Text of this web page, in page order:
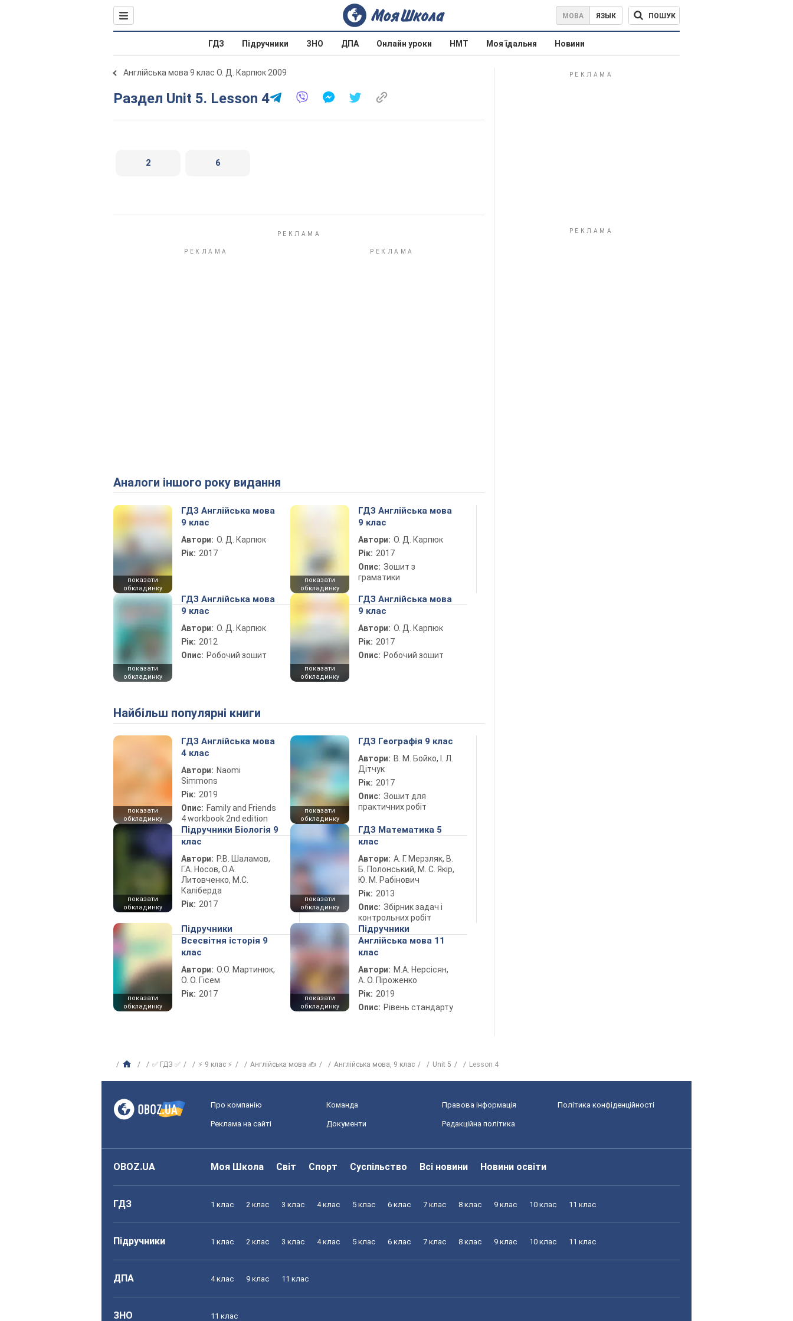
МОВА ЯЗЫК ПОШУК
ГДЗ Підручники ЗНО ДПА Онлайн уроки НМТ Моя їдальня Новини
Англійська мова 9 клас О. Д. Карпюк 2009
Раздел Unit 5. Lesson 4
2 6
Аналоги іншого року видання
показати
обкладинку
ГДЗ Англійська мова
9 клас
Автори: О. Д. Карпюк
Рік: 2017
показати
обкладинку
ГДЗ Англійська мова
9 клас
Автори: О. Д. Карпюк
Рік: 2017
Опис: Зошит з
граматики
показати
обкладинку
ГДЗ Англійська мова
9 клас
Автори: О. Д. Карпюк
Рік: 2012
Опис: Робочий зошит
показати
обкладинку
ГДЗ Англійська мова
9 клас
Автори: О. Д. Карпюк
Рік: 2017
Опис: Робочий зошит
Найбільш популярні книги
показати
обкладинку
ГДЗ Англійська мова
4 клас
Автори: Naomi
Simmons
Рік: 2019
Опис: Family and Friends
4 workbook 2nd edition
показати
обкладинку
ГДЗ Географія 9 клас
Автори: В. М. Бойко, І. Л.
Дітчук
Рік: 2017
Опис: Зошит для
практичних робіт
показати
обкладинку
Підручники Біологія 9
клас
Автори: Р.В. Шаламов,
Г.А. Носов, О.А.
Литовченко, М.С.
Каліберда
Рік: 2017
показати
обкладинку
ГДЗ Математика 5
клас
Автори: А. Г. Мерзляк, В.
Б. Полонський, М. С. Якір,
Ю. М. Рабінович
Рік: 2013
Опис: Збірник задач і
контрольних робіт
показати
обкладинку
Підручники
Всесвітня історія 9
клас
Автори: О.О. Мартинюк,
О. О. Гісем
Рік: 2017
показати
обкладинку
Підручники
Англійська мова 11
клас
Автори: М.А. Нерсісян,
А. О. Піроженко
Рік: 2019
Опис: Рівень стандарту
✅ ГДЗ ✅ ⚡ 9 клас ⚡ Англійська мова ✍ Англійська мова, 9 клас Unit 5 Lesson 4
Про компанію Команда Правова інформація Політика конфіденційності
Реклама на сайті Документи Редакційна політика
OBOZ.UA Моя Школа Світ Спорт Суспільство Всі новини Новини освіти
ГДЗ 1 клас 2 клас 3 клас 4 клас 5 клас 6 клас 7 клас 8 клас 9 клас 10 клас 11 клас
Підручники 1 клас 2 клас 3 клас 4 клас 5 клас 6 клас 7 клас 8 клас 9 клас 10 клас 11 клас
ДПА 4 клас 9 клас 11 клас
ЗНО 11 клас